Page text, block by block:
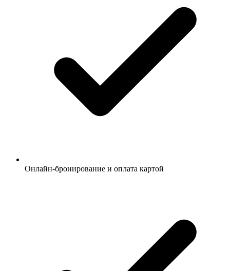
Онлайн-бронирование и оплата картой